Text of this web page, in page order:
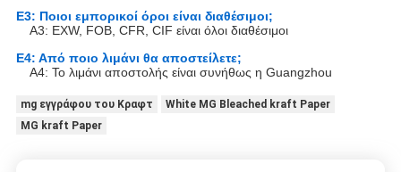
Ε3: Ποιοι εμπορικοί όροι είναι διαθέσιμοι;
Α3: EXW, FOB, CFR, CIF είναι όλοι διαθέσιμοι
Ε4: Από ποιο λιμάνι θα αποστείλετε;
Α4: Το λιμάνι αποστολής είναι συνήθως η Guangzhou
mg εγγράφου του Κραφτ
White MG Bleached kraft Paper
MG kraft Paper